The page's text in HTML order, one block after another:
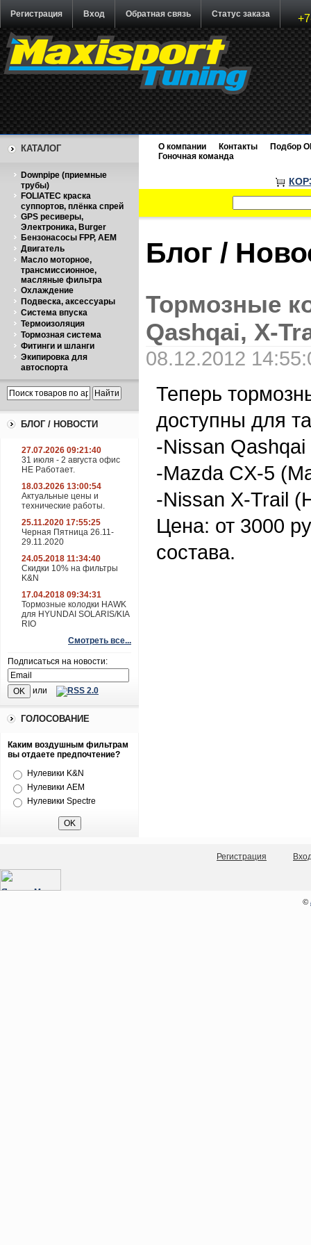
Регистрация Вход Обратная связь Статус заказа
КАТАЛОГ
Downpipe (приемные
трубы)
FOLIATEC краска
суппортов, плёнка спрей
GPS ресиверы,
Электроника, Burger
Бензонасосы FPP, AEM
Двигатель
Масло моторное,
трансмиссионное,
масляные фильтра
Охлаждение
Подвеска, аксессуары
Система впуска
Термоизоляция
Тормозная система
Фитинги и шланги
Экипировка для
автоспорта
БЛОГ / НОВОСТИ
27.07.2026 09:21:40
31 июля - 2 августа офис
НЕ Работает.
18.03.2026 13:00:54
Актуальные цены и
технические работы.
25.11.2020 17:55:25
Черная Пятница 26.11-
29.11.2020
24.05.2018 11:34:40
Скидки 10% на фильтры
K&N
17.04.2018 09:34:31
Тормозные колодки HAWK
для HYUNDAI SOLARIS/KIA
RIO
Смотреть все...
Подписаться на новости:
или
ГОЛОСОВАНИЕ
Каким воздушным фильтрам
вы отдаете предпочтение?
Нулевики K&N
Нулевики AEM
Нулевики Spectre
О компании Контакты
Подбор
Гоночная команда
Блог /
Тормозные
Qashqai, X-
08.12.2012
Теперь
доступны для
-Nissan
-Mazda CX-5
-Nissan X-Trail
Цена: от 3000
состава.
Регистрация
©